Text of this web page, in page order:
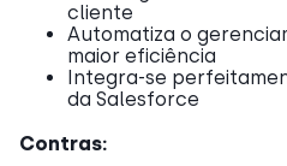
cliente
Automatiza o
maior eficiência
Integra-se
da Salesforce
Contras: